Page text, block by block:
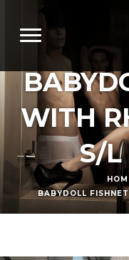
WITH
S/L
BABYDOLL